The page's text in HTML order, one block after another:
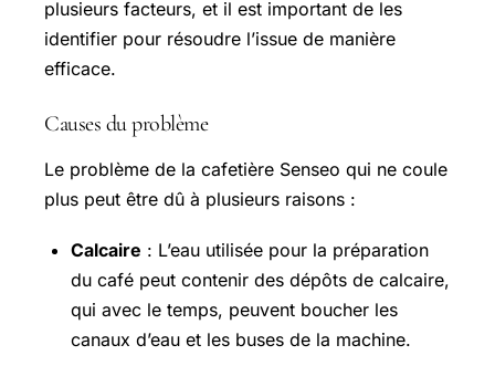
plusieurs facteurs, et il est important de les
identifier pour résoudre l’issue de manière
efficace.
Causes du problème
Le problème de la cafetière Senseo qui ne coule
plus peut être dû à plusieurs raisons :
Calcaire : L’eau utilisée pour la préparation
du café peut contenir des dépôts de calcaire,
qui avec le temps, peuvent boucher les
canaux d’eau et les buses de la machine.